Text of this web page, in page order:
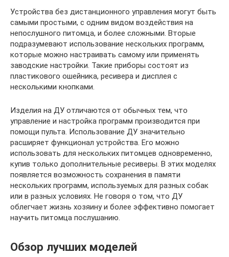
Устройства без дистанционного управления могут быть
самыми простыми, с одним видом воздействия на
непослушного питомца, и более сложными. Вторые
подразумевают использование нескольких программ,
которые можно настраивать самому или применять
заводские настройки. Такие приборы состоят из
пластикового ошейника, ресивера и дисплея с
несколькими кнопками.
Изделия на ДУ отличаются от обычных тем, что
управление и настройка программ производится при
помощи пульта. Использование ДУ значительно
расширяет функционал устройства. Его можно
использовать для нескольких питомцев одновременно,
купив только дополнительные ресиверы. В этих моделях
появляется возможность сохранения в памяти
нескольких программ, используемых для разных собак
или в разных условиях. Не говоря о том, что ДУ
облегчает жизнь хозяину и более эффективно помогает
научить питомца послушанию.
Обзор лучших моделей